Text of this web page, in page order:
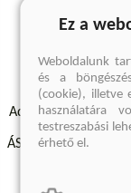
A
Adatvédelmi
ÁSZF - Vásárlási
Ez a
Weboldalunk
és a
(cookie), illetve
használatára
testreszabási
érhető el.